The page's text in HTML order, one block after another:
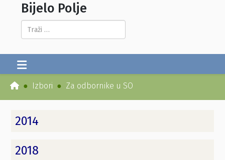
Bijelo Polje
Pretraga...
Izbori Za odbornike u SO
2014
2018